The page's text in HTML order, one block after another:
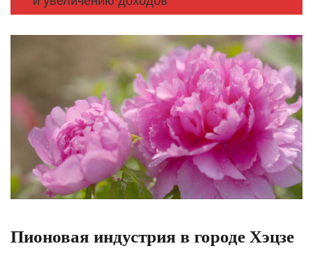
Пионовая индустрия в городе Хэцзе